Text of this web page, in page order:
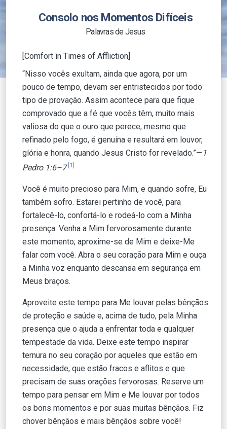
Consolo nos Momentos Difíceis
Palavras de Jesus
[Comfort in Times of Affliction]
“Nisso vocês exultam, ainda que agora, por um
pouco de tempo, devam ser entristecidos por todo
tipo de provação. Assim acontece para que fique
comprovado que a fé que vocês têm, muito mais
valiosa do que o ouro que perece, mesmo que
refinado pelo fogo, é genuína e resultará em louvor,
glória e honra, quando Jesus Cristo for revelado.”— 1
Pedro 1:6–7 [1]
Você é muito precioso para Mim, e quando sofre, Eu
também sofro. Estarei pertinho de você, para
fortalecê-lo, confortá-lo e rodeá-lo com a Minha
presença. Venha a Mim fervorosamente durante
este momento; aproxime-se de Mim e deixe-Me
falar com você. Abra o seu coração para Mim e ouça
a Minha voz enquanto descansa em segurança em
Meus braços.
Aproveite este tempo para Me louvar pelas bênçãos
de proteção e saúde e, acima de tudo, pela Minha
presença que o ajuda a enfrentar toda e qualquer
tempestade da vida. Deixe este tempo inspirar
ternura no seu coração por aqueles que estão em
necessidade, que estão fracos e aflitos e que
precisam de suas orações fervorosas. Reserve um
tempo para pensar em Mim e Me louvar por todos
os bons momentos e por suas muitas bênçãos. Fiz
chover bênçãos e mais bênçãos sobre você!